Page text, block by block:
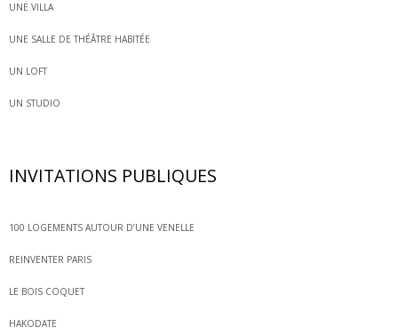
UNE VILLA
UNE SALLE DE THÉÂTRE HABITÉE
UN LOFT
UN STUDIO
INVITATIONS PUBLIQUES
100 LOGEMENTS AUTOUR D’UNE VENELLE
REINVENTER PARIS
LE BOIS COQUET
HAKODATE